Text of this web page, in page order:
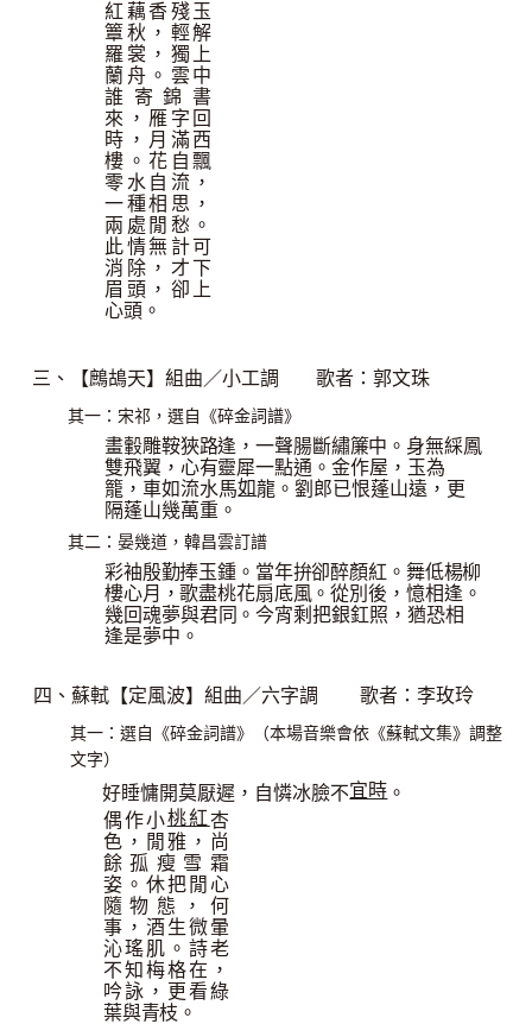
紅藕香殘玉
簟秋，輕解
羅裳，獨上
蘭舟。雲中
誰寄錦書
來，雁字回
時，月滿西
樓。花自飄
零水自流，
一種相思，
兩處閒愁。
此情無計可
消除，才下
眉頭，卻上
心頭。
三、【鷓鴣天】組曲／小工調 歌者：郭文珠
其一：宋祁，選自《碎金詞譜》
畫轂雕鞍狹路逢，一聲腸斷繡簾中。身無綵鳳
雙飛翼，心有靈犀一點通。 金作屋，玉為
籠，車如流水馬如龍。劉郎已恨蓬山遠，更
隔蓬山幾萬重。
其二：晏幾道，韓昌雲訂譜
彩袖殷勤捧玉鍾。當年拚卻醉顏紅。舞低楊柳
樓心月，歌盡桃花扇底風。從別後，憶相逢。
幾回魂夢與君同。今宵剩把銀釭照，猶恐相
逢是夢中。
四、蘇軾【定風波】組曲／六字調 歌者：李玫玲
其一：選自《碎金詞譜》（本場音樂會依《蘇軾文集》調整
文字）
好睡慵開莫厭遲，自憐冰臉不宜時 。
偶作小桃紅杏
色，閒雅，尚
餘孤瘦雪霜
姿。休把閒心
隨物態，何
事，酒生微暈
沁瑤肌。 詩老
不知梅格在，
吟詠，更看綠
葉與青枝。